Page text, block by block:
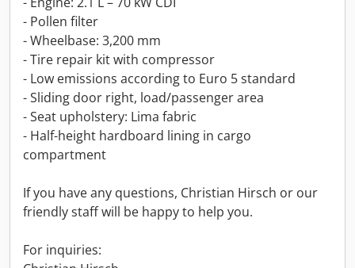
- Pollen filter
- Wheelbase: 3,200 mm
- Tire repair kit with compressor
- Low emissions according to Euro 5 standard
- Sliding door right, load/passenger area
- Seat upholstery: Lima fabric
- Half-height hardboard lining in cargo
compartment
If you have any questions, Christian Hirsch or our
friendly staff will be happy to help you.
For inquiries: